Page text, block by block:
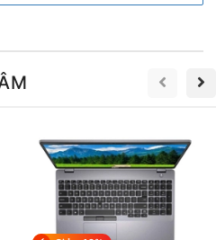
kèm với độ phân giải 1920 x
nhìn rộng nhất và tạo nên màu
mọi ánh nhìn. Màn hình còn có
độ chói và phản chiếu, mang
trường sáng cao. Độ sáng 250